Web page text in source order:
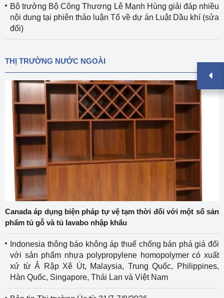
Bộ trưởng Bộ Công Thương Lê Mạnh Hùng giải đáp nhiều
nội dung tại phiên thảo luận Tổ về dự án Luật Dầu khí (sửa
đổi)
THỊ TRƯỜNG NƯỚC NGOÀI
Canada áp dụng biện pháp tự vệ tạm thời đối với một số sản
phẩm tủ gỗ và tủ lavabo nhập khẩu
Indonesia thông báo không áp thuế chống bán phá giá đối
với sản phẩm nhựa polypropylene homopolymer có xuất
xứ từ Ả Rập Xê Út, Malaysia, Trung Quốc, Philippines,
Hàn Quốc, Singapore, Thái Lan và Việt Nam